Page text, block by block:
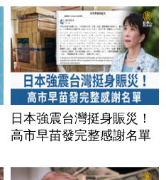
日本強震台灣挺身賑災！
高市早苗發完整感謝名單